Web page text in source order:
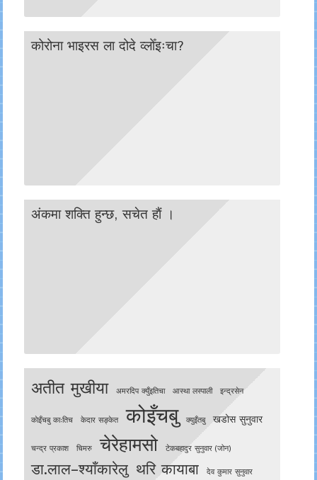
कोरोना भाइरस ला दोदे व्लोँइःचा?
अंकमा शक्ति हुन्छ, सचेत हाैं ।
अतीत मुखीया अमरदिप क्युँइतिचा आस्था लस्पाली इन्द्रसेन
काेइँचबु काःतिच केदार सङ्केत कोइँचबु क्युइँतबु खडोस सुनुवार
चन्द्र प्रकाश चिमरु चेरेहामसो टेकबहादुर सुनुवार (जोन)
डा.लाल–श्याँकारेलु थरि कायाबा देव कुमार सुनुवार